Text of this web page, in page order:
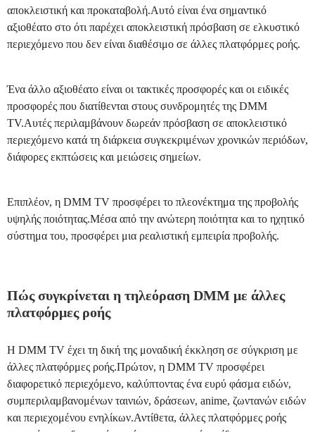
αποκλειστική και προκαταβολή.Αυτό είναι ένα σημαντικό
αξιοθέατο στο ότι παρέχει αποκλειστική πρόσβαση σε ελκυστικό
περιεχόμενο που δεν είναι διαθέσιμο σε άλλες πλατφόρμες ροής.
Ένα άλλο αξιοθέατο είναι οι τακτικές προσφορές και οι ειδικές
προσφορές που διατίθενται στους συνδρομητές της DMM
TV.Αυτές περιλαμβάνουν δωρεάν πρόσβαση σε αποκλειστικό
περιεχόμενο κατά τη διάρκεια συγκεκριμένων χρονικών περιόδων,
διάφορες εκπτώσεις και μειώσεις σημείων.
Επιπλέον, η DMM TV προσφέρει το πλεονέκτημα της προβολής
υψηλής ποιότητας.Μέσα από την ανώτερη ποιότητα και το ηχητικό
σύστημα του, προσφέρει μια ρεαλιστική εμπειρία προβολής.
Πώς συγκρίνεται η τηλεόραση DMM με άλλες
πλατφόρμες ροής
Η DMM TV έχει τη δική της μοναδική έκκληση σε σύγκριση με
άλλες πλατφόρμες ροής.Πρώτον, η DMM TV προσφέρει
διαφορετικό περιεχόμενο, καλύπτοντας ένα ευρύ φάσμα ειδών,
συμπεριλαμβανομένων ταινιών, δράσεων, anime, ζωντανών ειδών
και περιεχομένου ενηλίκων.Αντίθετα, άλλες πλατφόρμες ροής